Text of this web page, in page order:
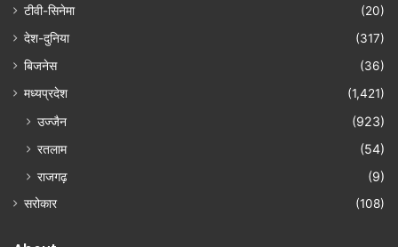
टीवी-सिनेमा
(20)
देश-दुनिया
(317)
बिजनेस
(36)
मध्यप्रदेश
(1,421)
उज्जैन
(923)
रतलाम
(54)
राजगढ़
(9)
सरोकार (108)